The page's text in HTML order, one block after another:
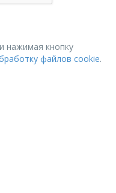
нажимая кнопку
файлов cookie.